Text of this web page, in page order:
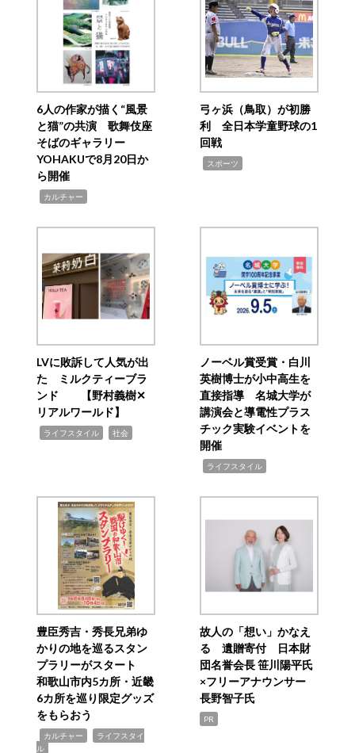
6人の作家が描く“風景
と猫”の共演 歌舞伎座
そばのギャラリー
YOHAKUで8月20日か
ら開催
カルチャー
弓ヶ浜（鳥取）が初勝
利 全日本学童野球の1
回戦
スポーツ
LVに敗訴して人気が出
た ミルクティーブラ
ンド 【野村義樹✕
リアルワールド】
ライフスタイル 社会
ノーベル賞受賞・白川
英樹博士が小中高生を
直接指導 名城大学が
講演会と導電性プラス
チック実験イベントを
開催
ライフスタイル
豊臣秀吉・秀長兄弟ゆ
かりの地を巡るスタン
プラリーがスタート
和歌山市内5カ所・近畿
6カ所を巡り限定グッズ
をもらおう
カルチャー
ライフスタイ
ル
故人の「想い」かなえ
る 遺贈寄付 日本財
団名誉会長 笹川陽平氏
×フリーアナウンサー
長野智子氏
PR